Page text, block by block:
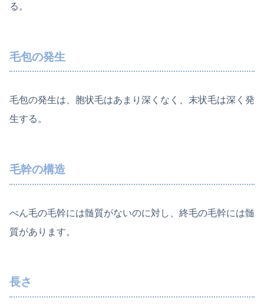
る。
毛包の発生
毛包の発生は、胞状毛はあまり深くなく、末状毛は深く発
生する。
毛幹の構造
べん毛の毛幹には髄質がないのに対し、終毛の毛幹には髄
質があります。
長さ